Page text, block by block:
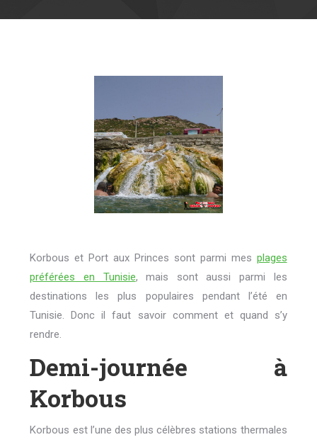
Korbous et Port aux Princes sont parmi mes plages
préférées en Tunisie, mais sont aussi parmi les
destinations les plus populaires pendant l’été en
Tunisie. Donc il faut savoir comment et quand s’y
rendre.
Demi-journée à
Korbous
Korbous est l’une des plus célèbres stations thermales